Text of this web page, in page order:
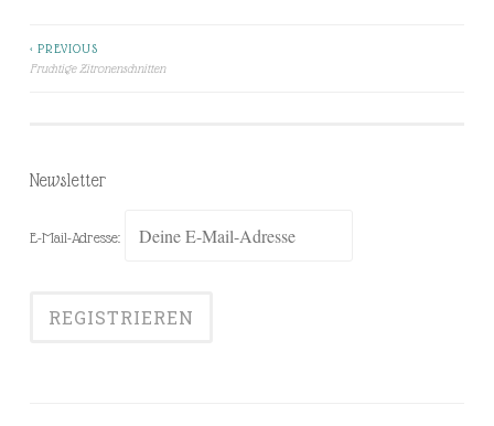
Beitragsnavigation
< PREVIOUS
Fruchtige Zitronenschnitten
Newsletter
E-Mail-Adresse: